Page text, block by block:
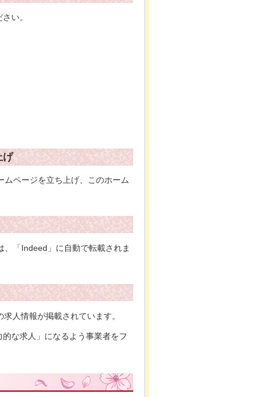
い。
げ
ムページを立ち上げ、このホーム
、「Indeed」に自動で転載されま
人情報が掲載されています。
な求人」になるよう事業者をフ